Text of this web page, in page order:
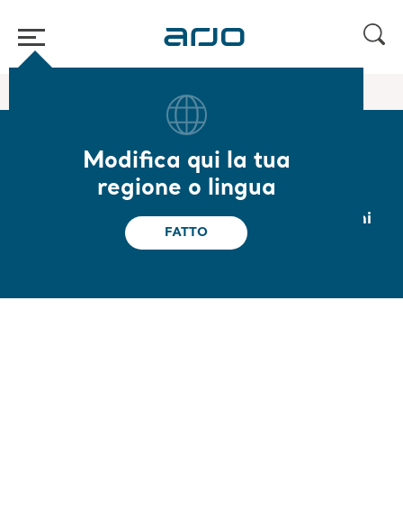
Modifica qui la tua
regione o lingua
FATTO
Ausili per posizione eretta e sollevamento
Sara Flex
Ideato per facilitare le quotidiane operazioni
di trasferimento e di assistenza.